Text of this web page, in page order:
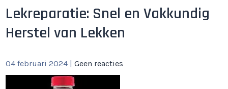
Lekreparatie: Snel en Vakkundig
Herstel van Lekken
04 februari 2024 |Geen reacties